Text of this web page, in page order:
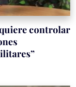
controlar